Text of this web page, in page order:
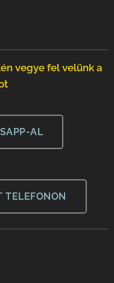
vegye fel velünk a
AL
TELEFONON